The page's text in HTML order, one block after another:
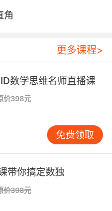
友小鸟，巨大的悲伤将
走不出伤痛。唯有山
伤，引导熊回忆起与小
终于明白，虽然小鸟离
他的心中。
角
更多课程>
数学思维名师直播课
价398元
免费领取
带你搞定数独
价398元